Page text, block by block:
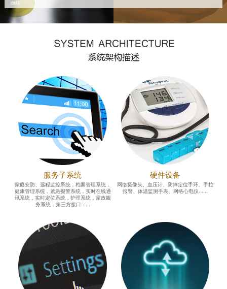
服务子系统
家庭安防、远程监控系统，档案管理系统，
健康管理系统，紧急报警系统，实时在线通
讯系统，实时定位系统，护理系统，家政服
务系统，第三方接口......
硬件设备
网络摄像头、血压计、防摔定位手环、手拉
报警、体温监测手表、网络心电仪......